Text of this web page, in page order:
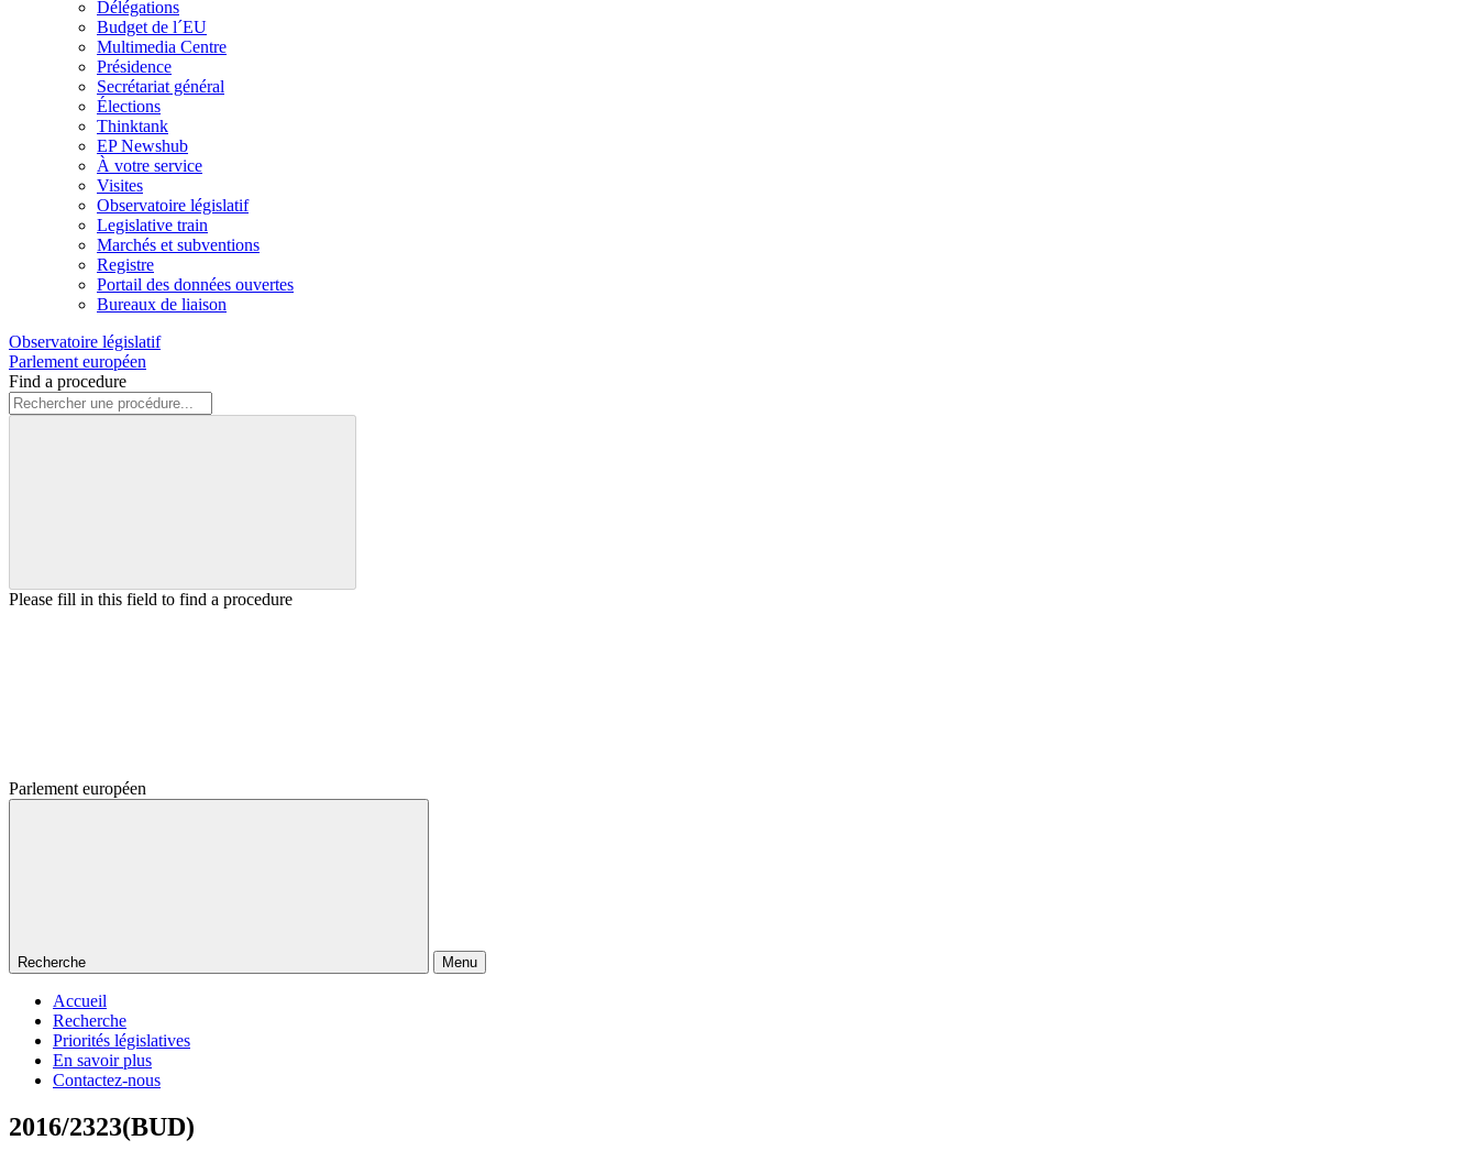
Délégations
Budget de l´EU
Multimedia Centre
Présidence
Secrétariat général
Élections
Thinktank
EP Newshub
À votre service
Visites
Observatoire législatif
Legislative train
Marchés et subventions
Registre
Portail des données ouvertes
Bureaux de liaison
Observatoire législatif
Parlement européen
Find a procedure
Please fill in this field to find a procedure
Parlement européen
Recherche Menu
Accueil
Recherche
Priorités législatives
En savoir plus
Contactez-nous
2016/2323(BUD)